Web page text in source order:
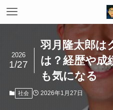
羽月隆太郎は
は？経歴や成
も気になる
2026
1/27
社会 2026年1月27日